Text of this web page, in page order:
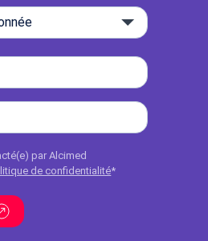
par Alcimed
de confidentialité*